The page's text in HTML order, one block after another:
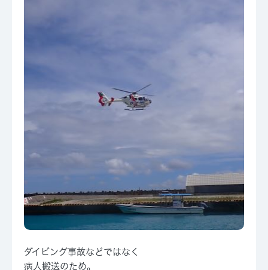
ダイビング事故などではなく
病人搬送のため。